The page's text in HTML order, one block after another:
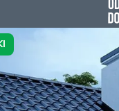
wszystkie kategorie
4